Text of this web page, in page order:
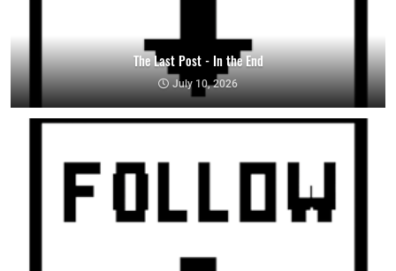
The Last Post - In the End
July 10, 2026